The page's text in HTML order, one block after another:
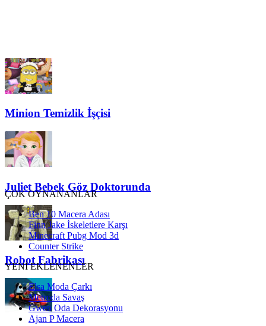
Minion Temizlik İşçisi
Juliet Bebek Göz Doktorunda
Robot Fabrikası
ÇOK OYNANANLAR
Ben 10 Macera Adası
Finn Jake İskeletlere Karşı
Minecraft Pubg Mod 3d
Counter Strike
YENİ EKLENENLER
Elsa Moda Çarkı
Metroda Savaş
Gwen Oda Dekorasyonu
Ajan P Macera